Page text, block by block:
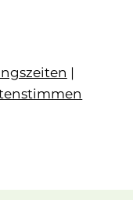
|